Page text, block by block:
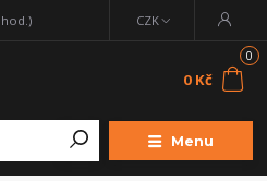
Menu
CZK
0
0 Kč